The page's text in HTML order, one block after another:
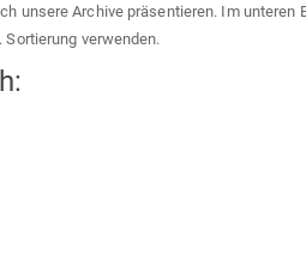
unsere Archive präsentieren. Im
verwenden.